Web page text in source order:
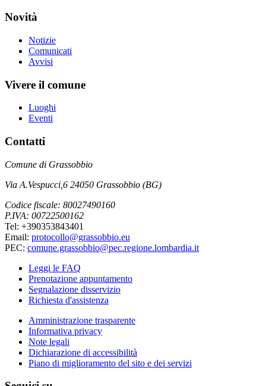
Novità
Notizie
Comunicati
Avvisi
Vivere il comune
Luoghi
Eventi
Contatti
Comune di Grassobbio
Via A.Vespucci,6 24050 Grassobbio (BG)
Codice fiscale: 80027490160
P.IVA: 00722500162
Tel: +390353843401
Email: protocollo@grassobbio.eu
PEC: comune.grassobbio@pec.regione.lombardia.it
Leggi le FAQ
Prenotazione appuntamento
Segnalazione disservizio
Richiesta d'assistenza
Amministrazione trasparente
Informativa privacy
Note legali
Dichiarazione di accessibilità
Piano di miglioramento del sito e dei servizi